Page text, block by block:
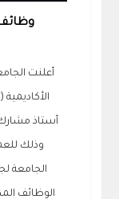
أعلنت
أستاذ
وذلك
الجامعة
الوظائف